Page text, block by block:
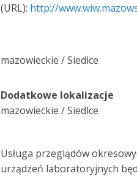
(URL): http://
mazowieckie / Siedlce
Dodatkowe lokalizacje
mazowieckie / Siedlce
Usługa przeglądów
urządzeń laboratoryjnych